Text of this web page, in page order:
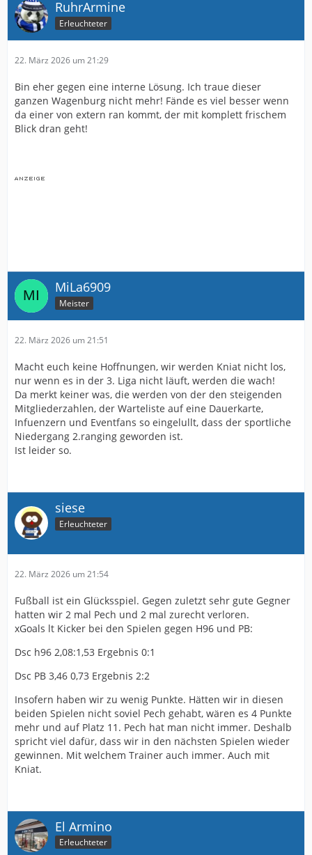
RuhrArmine
Erleuchteter
22. März 2026 um 21:29
Bin eher gegen eine interne Lösung. Ich traue dieser
ganzen Wagenburg nicht mehr! Fände es viel besser wenn
da einer von extern ran kommt, der mit komplett frischem
Blick dran geht!
MiLa6909
Meister
22. März 2026 um 21:51
Macht euch keine Hoffnungen, wir werden Kniat nicht los,
nur wenn es in der 3. Liga nicht läuft, werden die wach!
Da merkt keiner was, die werden von der den steigenden
Mitgliederzahlen, der Warteliste auf eine Dauerkarte,
Infuenzern und Eventfans so eingelullt, dass der sportliche
Niedergang 2.ranging geworden ist.
Ist leider so.
siese
Erleuchteter
22. März 2026 um 21:54
Fußball ist ein Glücksspiel. Gegen zuletzt sehr gute Gegner
hatten wir 2 mal Pech und 2 mal zurecht verloren.
xGoals lt Kicker bei den Spielen gegen H96 und PB:
Dsc h96 2,08:1,53 Ergebnis 0:1
Dsc PB 3,46 0,73 Ergebnis 2:2
Insofern haben wir zu wenig Punkte. Hätten wir in diesen
beiden Spielen nicht soviel Pech gehabt, wären es 4 Punkte
mehr und auf Platz 11. Pech hat man nicht immer. Deshalb
spricht viel dafür, dass wir in den nächsten Spielen wieder
gewinnen. Mit welchem Trainer auch immer. Auch mit
Kniat.
El Armino
Erleuchteter